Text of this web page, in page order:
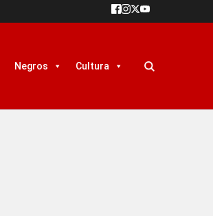
Negros Cultura